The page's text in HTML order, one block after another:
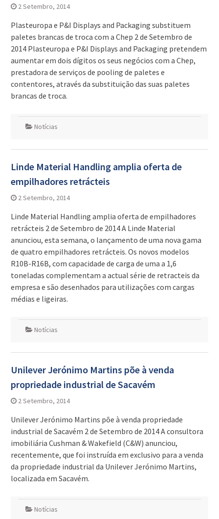
2 Setembro, 2014
Plasteuropa e P&I Displays and Packaging substituem
paletes brancas de troca com a Chep 2 de Setembro de
2014 Plasteuropa e P&I Displays and Packaging pretendem
aumentar em dois dígitos os seus negócios com a Chep,
prestadora de serviços de pooling de paletes e
contentores, através da substituição das suas paletes
brancas de troca.
Notícias
Linde Material Handling amplia oferta de
empilhadores retrácteis
2 Setembro, 2014
Linde Material Handling amplia oferta de empilhadores
retrácteis 2 de Setembro de 2014 A Linde Material
anunciou, esta semana, o lançamento de uma nova gama
de quatro empilhadores retrácteis. Os novos modelos
R10B-R16B, com capacidade de carga de uma a 1,6
toneladas complementam a actual série de retracteis da
empresa e são desenhados para utilizações com cargas
médias e ligeiras.
Notícias
Unilever Jerónimo Martins põe à venda
propriedade industrial de Sacavém
2 Setembro, 2014
Unilever Jerónimo Martins põe à venda propriedade
industrial de Sacavém 2 de Setembro de 2014 A consultora
imobiliária Cushman & Wakefield (C&W) anunciou,
recentemente, que foi instruída em exclusivo para a venda
da propriedade industrial da Unilever Jerónimo Martins,
localizada em Sacavém.
Notícias